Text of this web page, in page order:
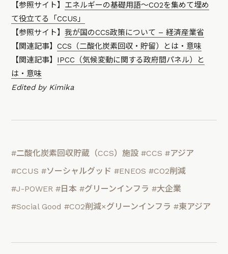
【参照サイト】 エネルギーの基礎用語～CO2を集めて埋め
て役立てる「CCUS」
【参照サイト】我が国のCCS政策について – 経済産業省
【関連記事】CCS（二酸化炭素回収・貯留）とは・意味
【関連記事】 IPCC（気候変動に関する政府間パネル）と
は・意味
Edited by Kimika
#二酸化炭素回収貯蔵（CCS）施設 #CCS #アジア
#CCUS #ソーシャルグッド #ENEOS #CO2削減
#J-POWER #日本 #グリーンインフラ #大企業
#Social Good #CO2削減×グリーンインフラ #東アジア